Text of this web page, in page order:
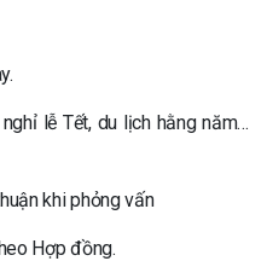
lễ Tết, du lịch hằng năm…
khi phỏng vấn
Hợp đồng.